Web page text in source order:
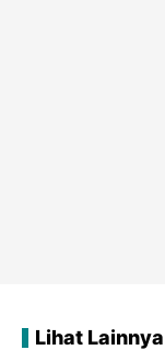
Lihat Lainnya